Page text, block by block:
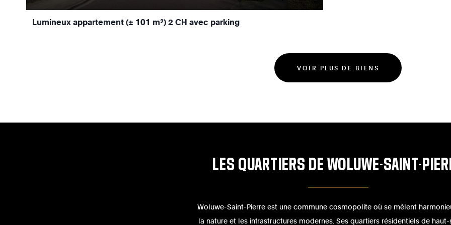
Lumineux appartement (± 101 m²) 2 CH avec parking
VOIR PLUS DE BIENS
LES QUARTIERS DEWOLUWE-SAINT-
Woluwe-Saint-Pierre est une commune cosmopolite où se mêlent
la nature et les infrastructures modernes. Ses quartiers résidentiels de